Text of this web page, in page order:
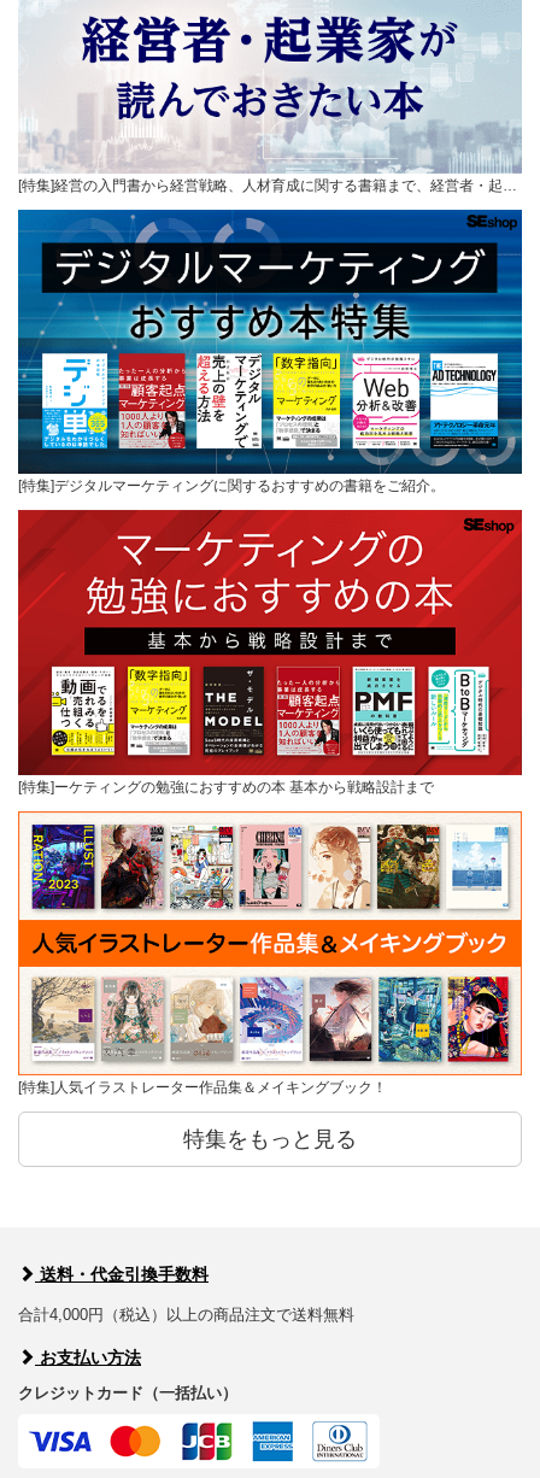
[特集]経営の入門書から経営戦略、人材育成に関する書籍まで、経営者・起…
[特集]デジタルマーケティングに関するおすすめの書籍をご紹介。
[特集]ーケティングの勉強におすすめの本 基本から戦略設計まで
[特集]人気イラストレーター作品集＆メイキングブック！
特集をもっと見る
送料・代金引換手数料
合計4,000円（税込）以上の商品注文で送料無料
お支払い方法
クレジットカード（一括払い）